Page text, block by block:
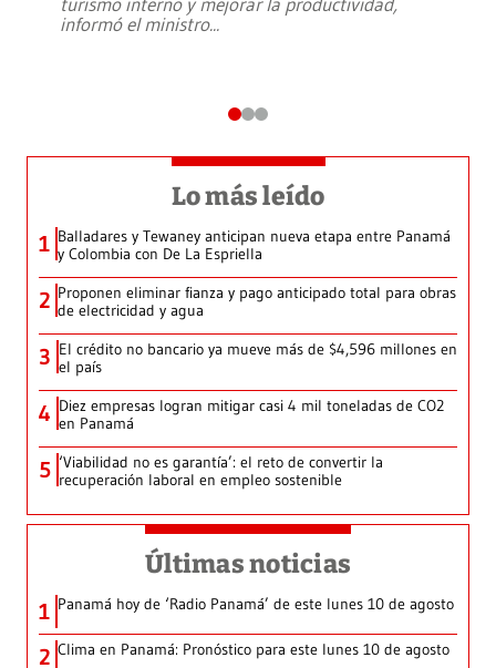
informó el ministro...
Lo más leído
1 Balladares y Tewaney anticipan nueva etapa entre Panamá
y Colombia con De La Espriella
2 Proponen eliminar fianza y pago anticipado total para obras
de electricidad y agua
3 El crédito no bancario ya mueve más de $4,596 millones en
el país
4 Diez empresas logran mitigar casi 4 mil toneladas de CO2
en Panamá
5 ‘Viabilidad no es garantía’: el reto de convertir la
recuperación laboral en empleo sostenible
Últimas noticias
1 Panamá hoy de ‘Radio Panamá’ de este lunes 10 de agosto
2 Clima en Panamá: Pronóstico para este lunes 10 de agosto